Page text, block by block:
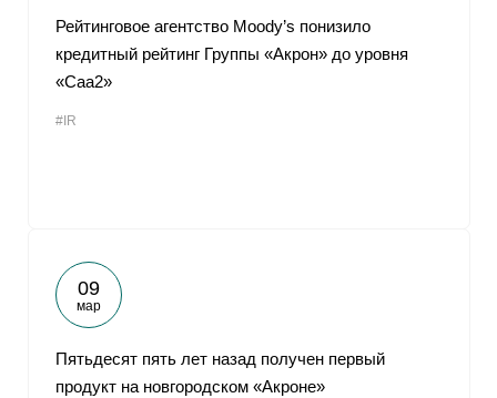
Рейтинговое агентство Moody’s понизило
кредитный рейтинг Группы «Акрон» до уровня
«Caa2»
#IR
09
мар
Пятьдесят пять лет назад получен первый
продукт на новгородском «Акроне»